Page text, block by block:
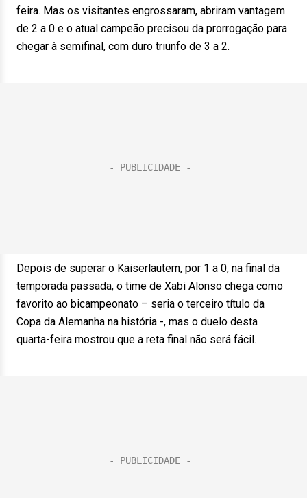
feira. Mas os visitantes engrossaram, abriram vantagem
de 2 a 0 e o atual campeão precisou da prorrogação para
chegar à semifinal, com duro triunfo de 3 a 2.
Depois de superar o Kaiserlautern, por 1 a 0, na final da
temporada passada, o time de Xabi Alonso chega como
favorito ao bicampeonato – seria o terceiro título da
Copa da Alemanha na história -, mas o duelo desta
quarta-feira mostrou que a reta final não será fácil.